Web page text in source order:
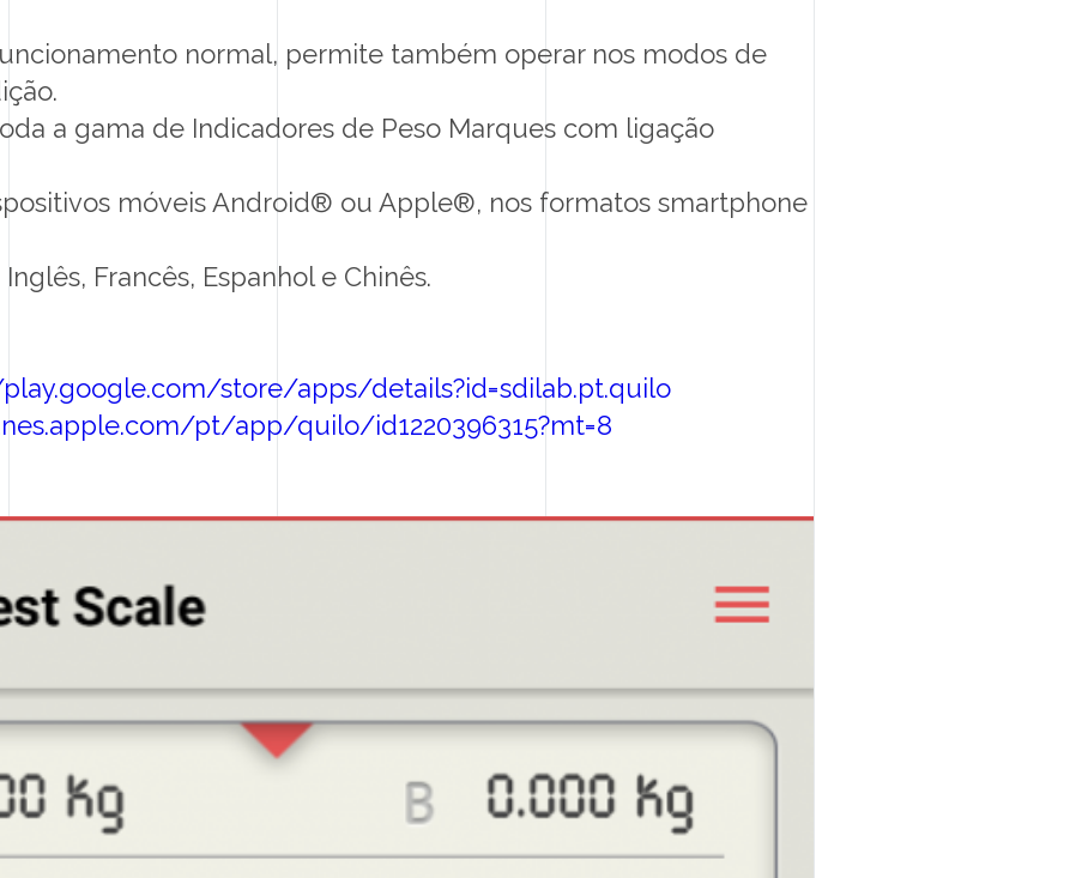
normal, permite também operar nos modos de
a gama de Indicadores de Peso Marques com ligação
móveis Android® ou Apple®, nos formatos smartphone
Francês, Espanhol e Chinês.
store/apps/details?id=sdilab.pt.quilo
pt/app/quilo/id1220396315?mt=8